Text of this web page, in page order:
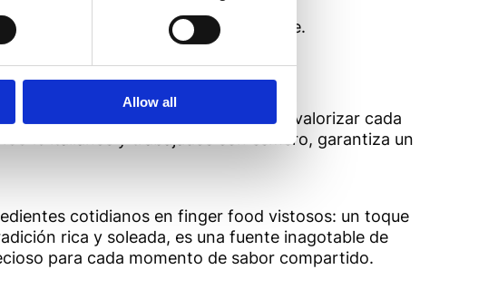
Allow all
y sabrosa, con un corazón de tomate.
para un buffet.
puré de tomate de calidad significa valorizar cada
% italianos y trabajados con esmero, garantiza un
cotidianos en finger food vistosos: un toque
rica y soleada, es una fuente inagotable de
para cada momento de sabor compartido.